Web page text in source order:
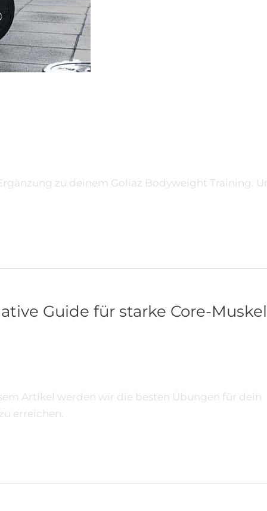
zu deinem Goliaz Bodyweight Training.
Guide für starke Core-
Artikel werden wir die besten Übungen für dein
erreichen.